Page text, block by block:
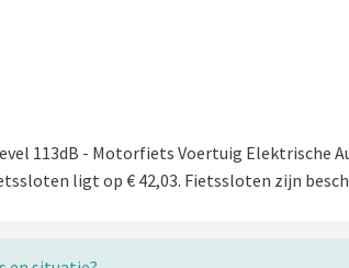
113dB - Motorfiets Voertuig
ligt op € 42,03. Fietssloten zijn